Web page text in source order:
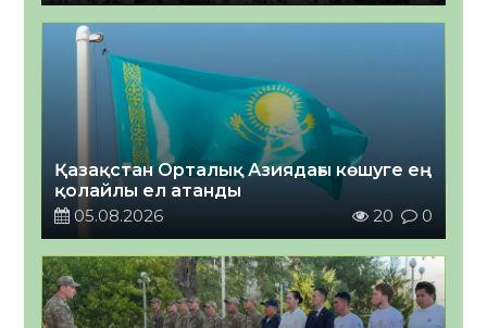
Қазақстан Орталық Азиядағы көшуге ең
қолайлы ел атанды
05.08.2026
20 0